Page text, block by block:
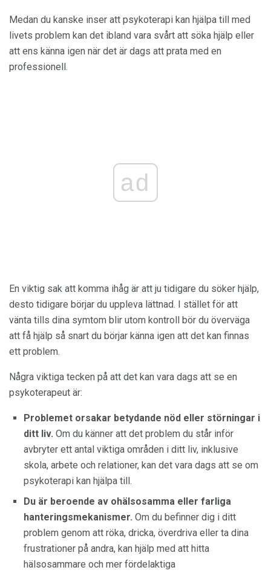
Medan du kanske inser att psykoterapi kan hjälpa till med
livets problem kan det ibland vara svårt att söka hjälp eller
att ens känna igen när det är dags att prata med en
professionell.
ad
En viktig sak att komma ihåg är att ju tidigare du söker hjälp,
desto tidigare börjar du uppleva lättnad. I stället för att
vänta tills dina symtom blir utom kontroll bör du överväga
att få hjälp så snart du börjar känna igen att det kan finnas
ett problem.
Några viktiga tecken på att det kan vara dags att se en
psykoterapeut är:
Problemet orsakar betydande nöd eller störningar i
ditt liv. Om du känner att det problem du står inför
avbryter ett antal viktiga områden i ditt liv, inklusive
skola, arbete och relationer, kan det vara dags att se om
psykoterapi kan hjälpa till.
Du är beroende av ohälsosamma eller farliga
hanteringsmekanismer. Om du befinner dig i ditt
problem genom att röka, dricka, överdriva eller ta dina
frustrationer på andra, kan hjälp med att hitta
hälsosammare och mer fördelaktiga